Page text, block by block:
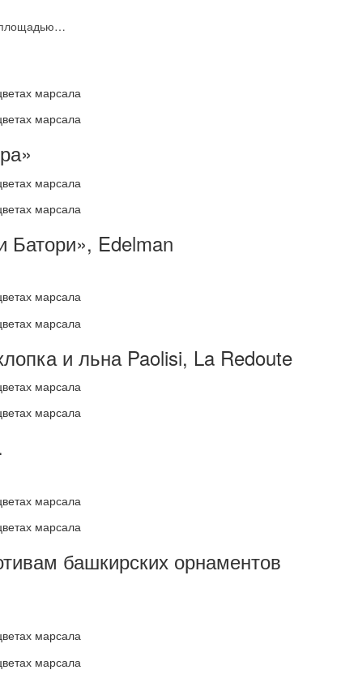
площадью…
Батори», Edelman
и льна Paolisi, La Redoute
башкирских орнаментов